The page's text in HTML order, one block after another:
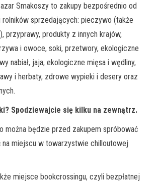
Smakoszy to zakupy bezpośrednio od
sprzedających: pieczywo (także
przyprawy, produkty z innych krajów,
i owoce, soki, przetwory, ekologiczne
nabiał, jaja, ekologiczne mięsa i wędliny,
i herbaty, zdrowe wypieki i desery oraz
Spodziewajcie się kilku na zewnątrz.
można będzie przed zakupem spróbować
na miejscu w towarzystwie chilloutowej
miejsce bookcrossingu, czyli bezpłatnej